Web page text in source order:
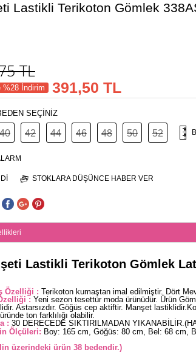
Lastikli Terikoton Gömlek
TL
%28 İndirim 391,50 TL
SEÇİNİZ
40 42 44 46 48 50 52
STOKLARA DÜŞÜNCE HABER VER
Lastikli Terikoton Gömlek
Özelliği : Terikoton kumaştan imal edilmiştir. Dört
: Yeni sezon tesettür moda ürünüdür. Ürün
Astarsızdır. Göğüs cep aktiftir. Manşet
ton farklılığı olabilir.
: 30 DERECEDE SIKTIRILMADAN
Ölçüleri: Boy: 165 cm, Göğüs: 80 cm, Bel: 68 cm,
üzerindeki ürün 38 bedendir.)